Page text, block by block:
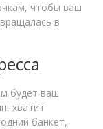
чтобы ваш
в
будет ваш
хватит
банкет,